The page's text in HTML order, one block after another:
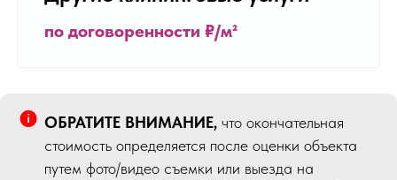
по договоренности ₽/м²
ОБРАТИТЕ ВНИМАНИЕ, что окончательная
стоимость определяется после оценки объекта
путем фото/видео съемки или выезда на